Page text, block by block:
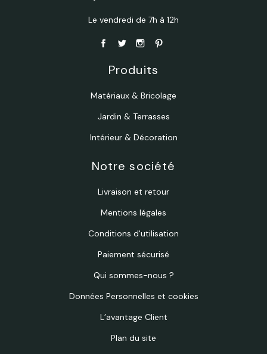
Le vendredi de 7h à 12h
Produits
Matériaux & Bricolage
Jardin & Terrasses
Intérieur & Décoration
Notre société
Livraison et retour
Mentions légales
Conditions d'utilisation
Paiement sécurisé
Qui sommes-nous ?
Données Personnelles et cookies
L’avantage Client
Plan du site